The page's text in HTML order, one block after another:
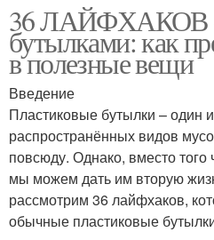
36 ЛАЙФХАКОВ с
бутылками: как
в полезные вещи
Введение
Пластиковые бутылки – один
распространённых видов
повсюду. Однако, вместо
мы можем дать им вторую
рассмотрим 36 лайфхаков,
обычные пластиковые